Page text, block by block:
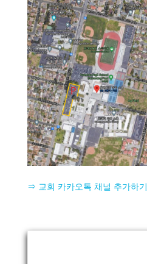
⇒ 교회 카카오톡 채널 추가하기